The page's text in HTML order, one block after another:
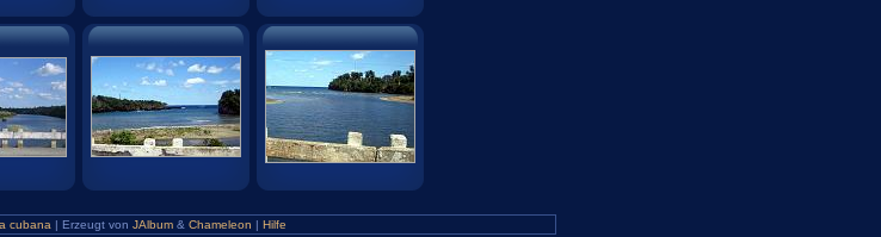
cubana | Erzeugt von JAlbum& Chameleon | Hilfe